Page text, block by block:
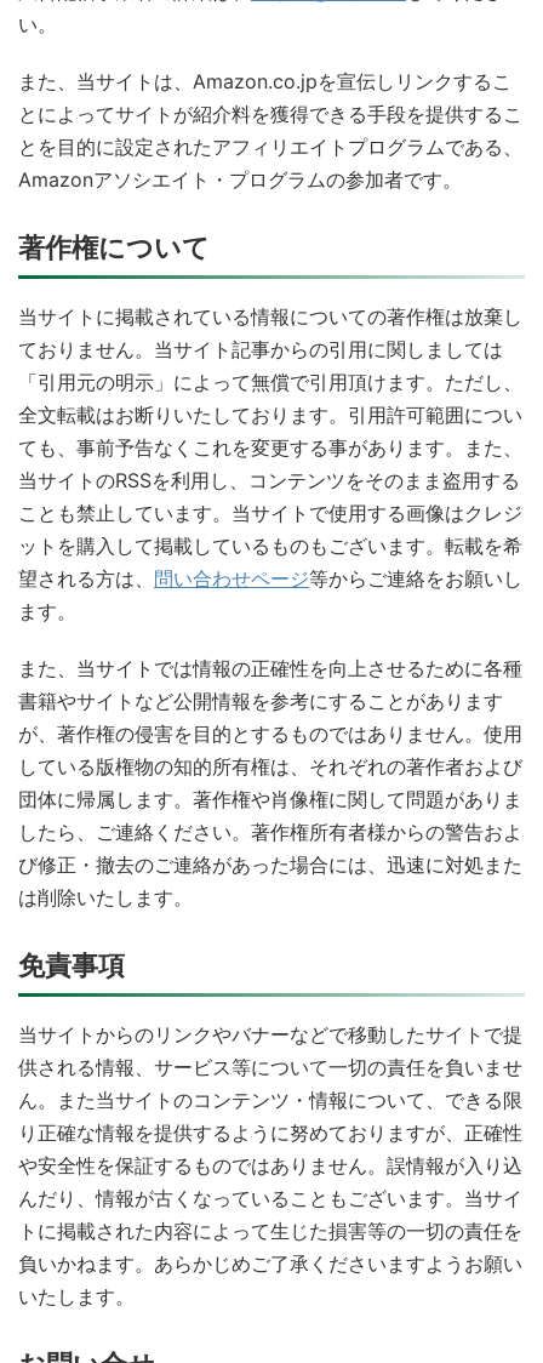
い。
また、当サイトは、Amazon.co.jpを宣伝しリンクするこ
とによってサイトが紹介料を獲得できる手段を提供するこ
とを目的に設定されたアフィリエイトプログラムである、
Amazonアソシエイト・プログラムの参加者です。
著作権について
当サイトに掲載されている情報についての著作権は放棄し
ておりません。当サイト記事からの引用に関しましては
「引用元の明示」によって無償で引用頂けます。ただし、
全文転載はお断りいたしております。引用許可範囲につい
ても、事前予告なくこれを変更する事があります。また、
当サイトのRSSを利用し、コンテンツをそのまま盗用する
ことも禁止しています。当サイトで使用する画像はクレジ
ットを購入して掲載しているものもございます。転載を希
望される方は、 問い合わせページ等からご連絡をお願いし
ます。
また、当サイトでは情報の正確性を向上させるために各種
書籍やサイトなど公開情報を参考にすることがあります
が、著作権の侵害を目的とするものではありません。使用
している版権物の知的所有権は、それぞれの著作者および
団体に帰属します。著作権や肖像権に関して問題がありま
したら、ご連絡ください。著作権所有者様からの警告およ
び修正・撤去のご連絡があった場合には、迅速に対処また
は削除いたします。
免責事項
当サイトからのリンクやバナーなどで移動したサイトで提
供される情報、サービス等について一切の責任を負いませ
ん。また当サイトのコンテンツ・情報について、できる限
り正確な情報を提供するように努めておりますが、正確性
や安全性を保証するものではありません。誤情報が入り込
んだり、情報が古くなっていることもございます。当サイ
トに掲載された内容によって生じた損害等の一切の責任を
負いかねます。あらかじめご了承くださいますようお願い
いたします。